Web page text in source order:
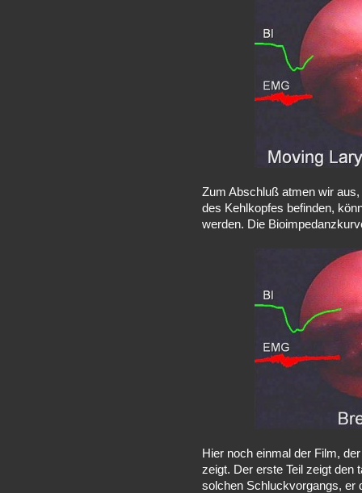
Zum Abschluß atmen wir
des Kehlkopfes befinden,
werden. Die
Hier noch einmal der Film,
zeigt. Der erste Teil zeigt den
solchen Schluckvorgangs, er